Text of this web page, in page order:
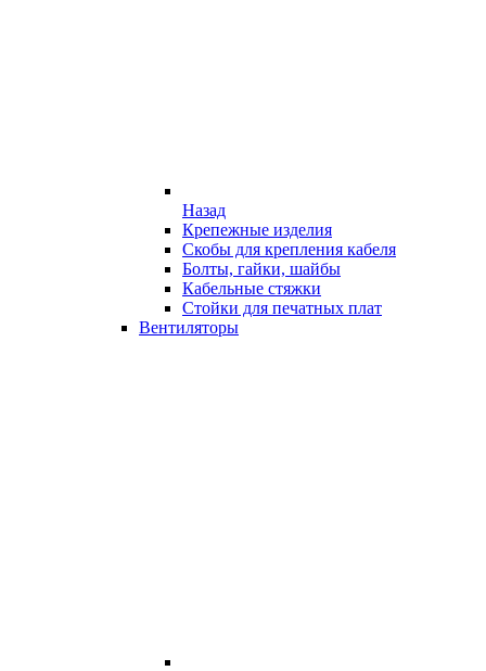
Назад
Крепежные изделия
Скобы для крепления кабеля
Болты, гайки, шайбы
Кабельные стяжки
Стойки для печатных плат
Вентиляторы